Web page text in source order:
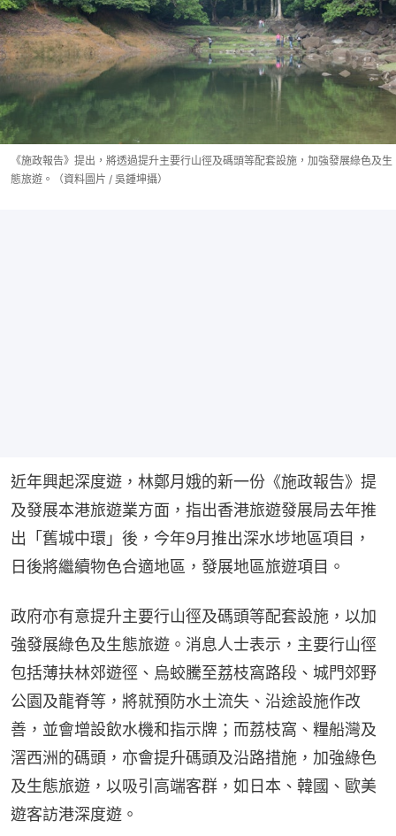
《施政報告》提出，將透過提升主要行山徑及碼頭等配套設施，加強發展綠色及生
態旅遊。（資料圖片 / 吳鍾坤攝）
近年興起深度遊，林鄭月娥的新一份《施政報告》提
及發展本港旅遊業方面，指出香港旅遊發展局去年推
出「舊城中環」後，今年9月推出深水埗地區項目，
日後將繼續物色合適地區，發展地區旅遊項目。
政府亦有意提升主要行山徑及碼頭等配套設施，以加
強發展綠色及生態旅遊。消息人士表示，主要行山徑
包括薄扶林郊遊徑、烏蛟騰至荔枝窩路段、城門郊野
公園及龍脊等，將就預防水土流失、沿途設施作改
善，並會增設飲水機和指示牌；而荔枝窩、糧船灣及
滘西洲的碼頭，亦會提升碼頭及沿路措施，加強綠色
及生態旅遊，以吸引高端客群，如日本、韓國、歐美
遊客訪港深度遊。